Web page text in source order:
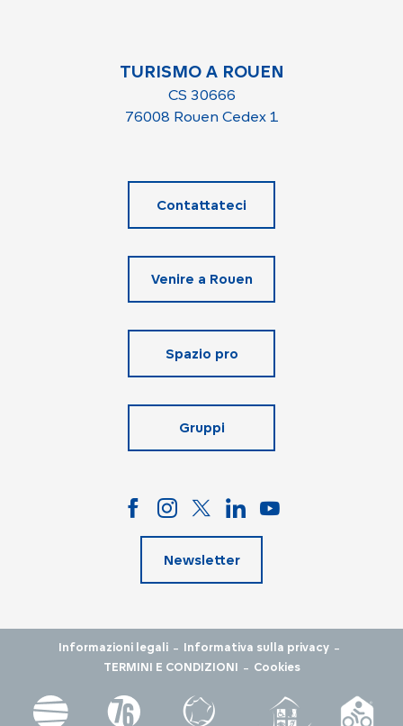
TURISMO A ROUEN
CS 30666
76008 Rouen Cedex 1
Contattateci
Venire a Rouen
Spazio pro
Gruppi
Newsletter
Informazioni legali - Informativa sulla privacy -
TERMINI E CONDIZIONI - Cookies